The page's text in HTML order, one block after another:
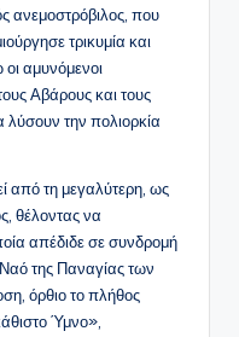
ανεμοστρόβιλος, που
τρικυμία και
αμυνόμενοι
Αβάρους και τους
λύσουν την πολιορκία
από τη μεγαλύτερη, ως
θέλοντας να
απέδιδε σε συνδρομή
της Παναγίας των
όρθιο το πλήθος
Ύμνο»,